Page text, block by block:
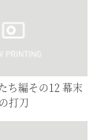
ち編その12 幕末
の打刀